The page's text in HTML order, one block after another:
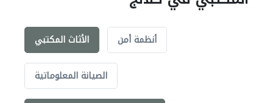
الأثاث المكتبي أنظمة أمن
الصيانة المعلوماتية